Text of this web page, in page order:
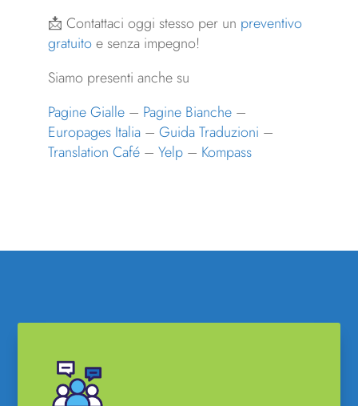
📩 Contattaci oggi stesso per un preventivo
gratuitoe senza impegno!
Siamo presenti anche su
Pagine Gialle– Pagine Bianche–
Europages Italia– Guida Traduzioni –
Translation Café– Yelp– Kompass